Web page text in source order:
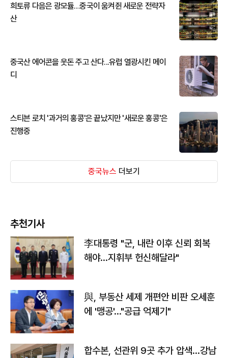
희토류 다음은 광모듈…중국이 움켜쥔 새로운 전략자
산
중국산 에어콘을 웃돈 주고 산다...유럽 열광시킨 메이
디
스티븐 로치 '과거의 홍콩'은 끝났지만 '새로운 홍콩'은
진행중
중국뉴스 더보기
추천기사
李대통령 "군, 내란 이후 신뢰 회복
해야…지휘부 헌신해달라"
與, 부동산 세제 개편안 비판 오세훈
에 '맹공'…"공급 억제기"
합수본, 선관위 9곳 추가 압색…강남